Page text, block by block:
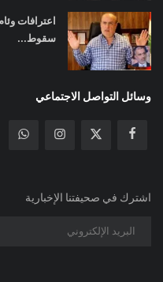
اعترافات
سقوط...
وسائل التواصل الاجتماعي
اشترك في صحيفتنا الإخبارية